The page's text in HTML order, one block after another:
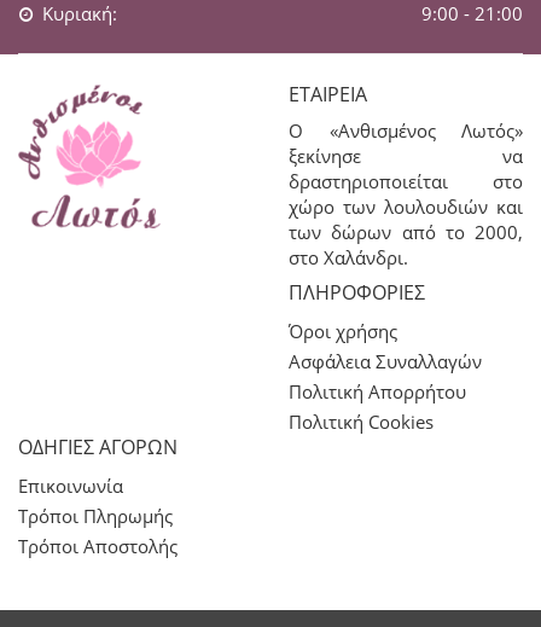
Κυριακή:
9:00 - 21:00
ΕΤΑΙΡΕΊΑ
Ο «Ανθισμένος Λωτός»
ξεκίνησε να
δραστηριοποιείται στο
χώρο των λουλουδιών και
των δώρων από το 2000,
στο Χαλάνδρι.
ΠΛΗΡΟΦΟΡΊΕΣ
Όροι χρήσης
Ασφάλεια Συναλλαγών
Πολιτική Απορρήτου
Πολιτική Cookies
ΟΔΗΓΙΕΣ ΑΓΟΡΩΝ
Επικοινωνία
Τρόποι Πληρωμής
Τρόποι Αποστολής